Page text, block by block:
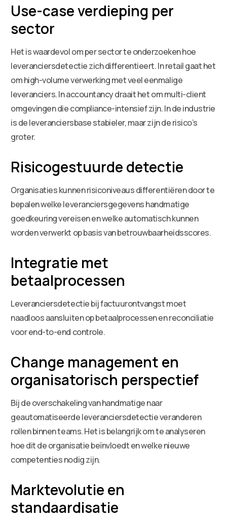
Use-case verdieping per
sector
Het is waardevol om per sector te onderzoeken hoe
leveranciersdetectie zich differentieert. In retail gaat het
om high-volume verwerking met veel eenmalige
leveranciers. In accountancy draait het om multi-client
omgevingen die compliance-intensief zijn. In de industrie
is de leveranciersbase stabieler, maar zijn de risico’s
groter.
Risicogestuurde detectie
Organisaties kunnen risiconiveaus differentiëren door te
bepalen welke leveranciersgegevens handmatige
goedkeuring vereisen en welke automatisch kunnen
worden verwerkt op basis van betrouwbaarheidsscores.
Integratie met
betaalprocessen
Leveranciersdetectie bij factuurontvangst moet
naadloos aansluiten op betaalprocessen en reconciliatie
voor end-to-end controle.
Change management en
organisatorisch perspectief
Bij de overschakeling van handmatige naar
geautomatiseerde leveranciersdetectie veranderen
rollen binnen teams. Het is belangrijk om te analyseren
hoe dit de organisatie beïnvloedt en welke nieuwe
competenties nodig zijn.
Marktevolutie en
standaardisatie